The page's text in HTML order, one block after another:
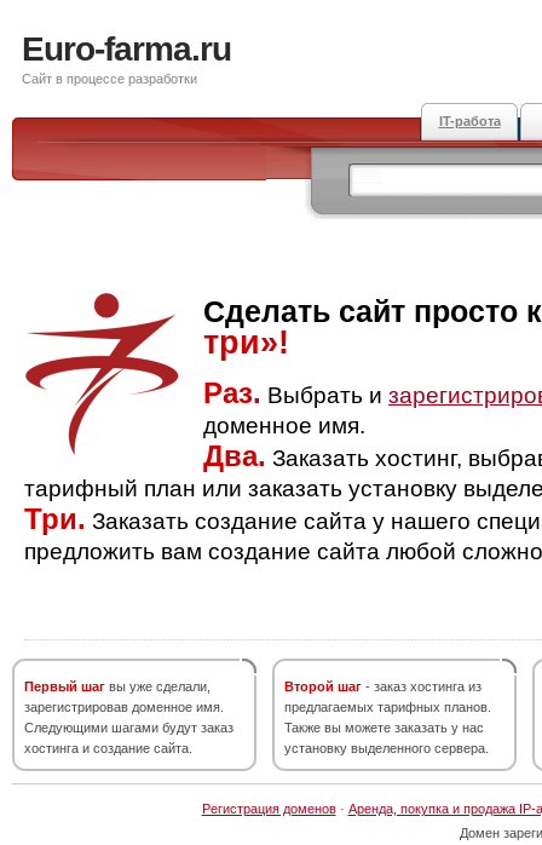
Euro-farma.ru
Сайт в процессе разработки
IT-работа
Сделать сайт просто
три»!
Раз. Выбрать и
доменное имя.
Два. Заказать хостинг,
тарифный план или заказать установку
Три. Заказать создание сайта у нашего
предложить вам создание сайта любой
Первый шаг вы уже сделали,
зарегистрировав доменное имя.
Следующими шагами будут заказ
хостинга и создание сайта.
Второй шаг - заказ хостинга из
предлагаемых тарифных планов.
Также вы можете заказать у нас
установку выделенного сервера.
Регистрация доменов· Аренда, покупка и продажа IP-
Домен